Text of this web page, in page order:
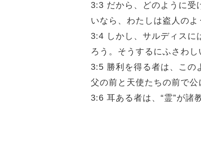
3:3 だから、どのように受
いなら、わたしは盗人の
3:4 しかし、サルディスに
ろう。そうするにふさわし
3:5 勝利を得る者は、この
父の前と天使たちの前で公
3:6 耳ある者は、“霊”が諸